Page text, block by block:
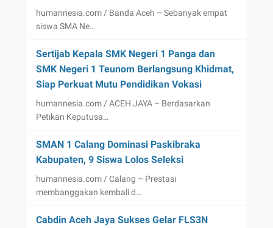
humannesia.com / Banda Aceh – Sebanyak empat
siswa SMA Ne…
Sertijab Kepala SMK Negeri 1 Panga dan
SMK Negeri 1 Teunom Berlangsung Khidmat,
Siap Perkuat Mutu Pendidikan Vokasi
humannesia.com / ACEH JAYA – Berdasarkan
Petikan Keputusa…
SMAN 1 Calang Dominasi Paskibraka
Kabupaten, 9 Siswa Lolos Seleksi
humannesia.com / Calang – Prestasi
membanggakan kembali d…
Cabdin Aceh Jaya Sukses Gelar FLS3N